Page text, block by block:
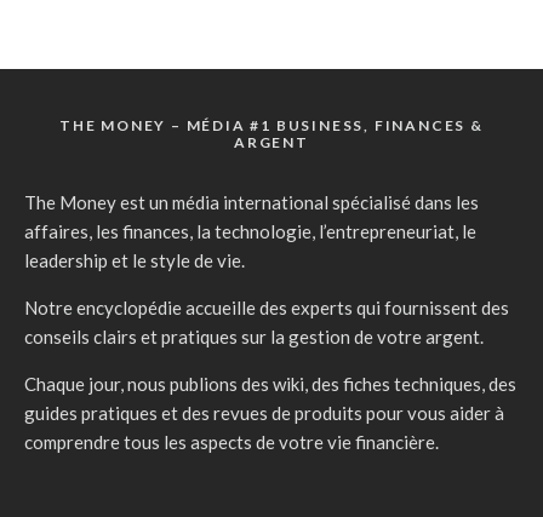
THE MONEY – MÉDIA #1 BUSINESS, FINANCES &
ARGENT
The Money est un média international spécialisé dans les
affaires, les finances, la technologie, l’entrepreneuriat, le
leadership et le style de vie.
Notre encyclopédie accueille des experts qui fournissent des
conseils clairs et pratiques sur la gestion de votre argent.
Chaque jour, nous publions des wiki, des fiches techniques, des
guides pratiques et des revues de produits pour vous aider à
comprendre tous les aspects de votre vie financière.